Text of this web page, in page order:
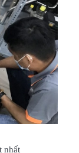
nhất